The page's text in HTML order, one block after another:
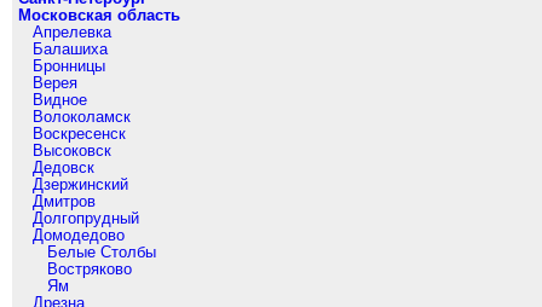
Московская область
Апрелевка
Балашиха
Бронницы
Верея
Видное
Волоколамск
Воскресенск
Высоковск
Дедовск
Дзержинский
Дмитров
Долгопрудный
Домодедово
Белые Столбы
Востряково
Ям